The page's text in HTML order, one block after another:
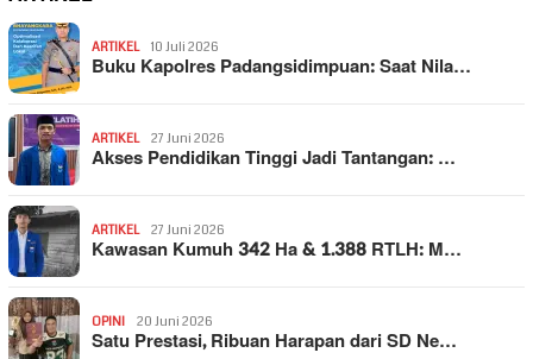
ARTIKEL 10 Juli 2026
Buku Kapolres Padangsidimpuan: Saat Nila…
ARTIKEL 27 Juni 2026
Akses Pendidikan Tinggi Jadi Tantangan: …
ARTIKEL 27 Juni 2026
Kawasan Kumuh 342 Ha & 1.388 RTLH: M…
OPINI 20 Juni 2026
Satu Prestasi, Ribuan Harapan dari SD Ne…